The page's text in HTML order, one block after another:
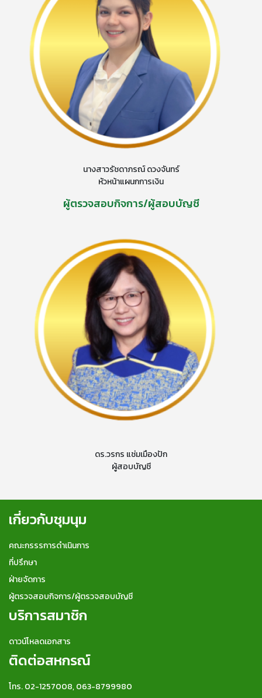
นางสาวรัชดาภรณ์ ดวงจันทร์
หัวหน้าแผนกการเงิน
ผู้ตรวจสอบกิจการ/ผู้สอบบัญชี
ดร.วรกร แช่มเมืองปัก
ผู้สอบบัญชี
เกี่ยวกับชุมนุม
คณะกรรรการดำเนินการ
ที่ปรึกษา
ฝ่ายจัดการ
ผู้ตรวจสอบกิจการ/ผู้ตรวจสอบบัญชี
บริการสมาชิก
ดาวน์โหลดเอกสาร
ติดต่อสหกรณ์
โทร. 02-1257008, 063-8799980